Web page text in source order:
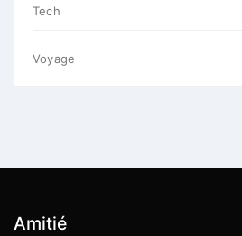
Tech
Voyage
Amitié